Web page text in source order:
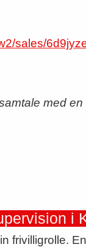
sales/
med en
i
frivilligrolle.